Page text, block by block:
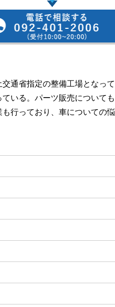
通省指定の整備工場となって
いる。パーツ販売についても
行っており、車についての悩